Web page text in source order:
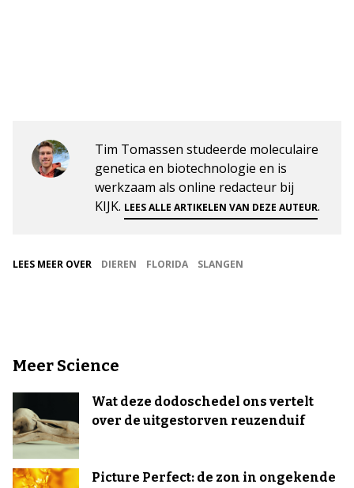
Tim Tomassen studeerde moleculaire
genetica en biotechnologie en is
werkzaam als online redacteur bij
KIJK. LEES ALLE ARTIKELEN VAN DEZE AUTEUR.
LEES MEER OVER DIEREN FLORIDA SLANGEN
Meer Science
Wat deze dodoschedel ons vertelt
over de uitgestorven reuzenduif
Picture Perfect: de zon in ongekende